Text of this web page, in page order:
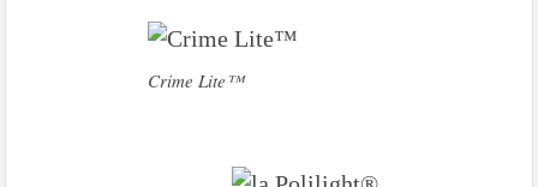
Crime Lite™